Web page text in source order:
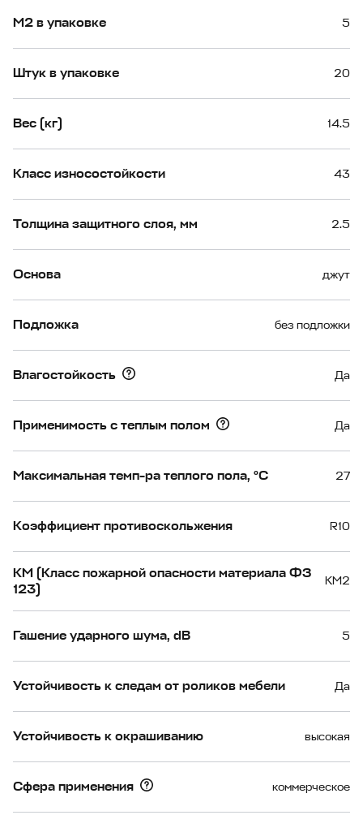
М2 в упаковке 5
Штук в упаковке 20
Вес (кг) 14.5
Класс износостойкости 43
Толщина защитного слоя, мм 2.5
Основа джут
Подложка без подложки
Влагостойкость Да
Применимость с теплым полом Да
Максимальная темп-ра теплого пола, °С 27
Коэффициент противоскольжения R10
КМ (Класс пожарной опасности материала ФЗ
123)
КМ2
Гашение ударного шума, dB 5
Устойчивость к следам от роликов мебели Да
Устойчивость к окрашиванию высокая
Сфера применения коммерческое